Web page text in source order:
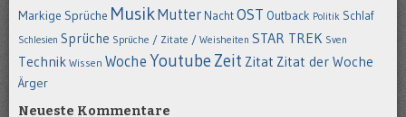
Markige Sprüche MusikMutter NachtOST Outback Politik Schlaf
Schlesien Sprüche Sprüche / Zitate / Weisheiten STAR TREK Sven
Technik Wissen Woche Youtube Zeit Zitat Zitat der Woche
Ärger
Neueste Kommentare